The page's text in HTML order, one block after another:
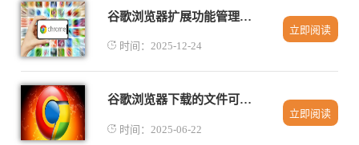
谷歌浏览器扩展功能管理优化操作实用技巧教程
时间：2025-12-24
立即阅读
谷歌浏览器下载的文件可以自动分类吗
时间：2025-06-22
立即阅读